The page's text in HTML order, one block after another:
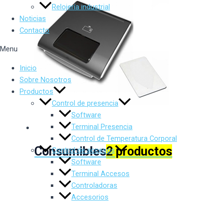
Relojería industrial
Noticias
Contacto
Menu
Inicio
Sobre Nosotros
Productos
Control de presencia
Software
Terminal Presencia
Control de Temperatura Corporal
Control de accesos
Software
Terminal Accesos
Controladoras
Accesorios
Consumibles2 productos